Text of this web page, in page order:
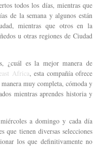
todos los días, mientras que
de la semana y algunos están
mientras que otros en la
u otras regiones de Ciudad
¿cuál es la mejor manera de
Africa, esta compañía ofrece
muy completa, cómoda y
mientras aprendes historia y
a domingo y cada día
que tienen diversas selecciones
los que definitivamente no